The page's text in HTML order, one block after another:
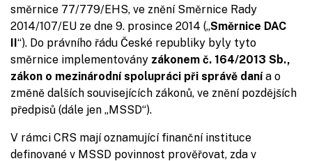
směrnice 77/779/EHS, ve znění Směrnice Rady
2014/107/EU ze dne 9. prosince 2014 („Směrnice DAC
II“). Do právního řádu České republiky byly tyto
směrnice implementovány zákonem č. 164/2013 Sb.,
zákon o mezinárodní spolupráci při správě danía o
změně dalších souvisejících zákonů, ve znění pozdějších
předpisů (dále jen „MSSD“).
V rámci CRS mají oznamující finanční instituce
definované v MSSD povinnost prověřovat, zda v